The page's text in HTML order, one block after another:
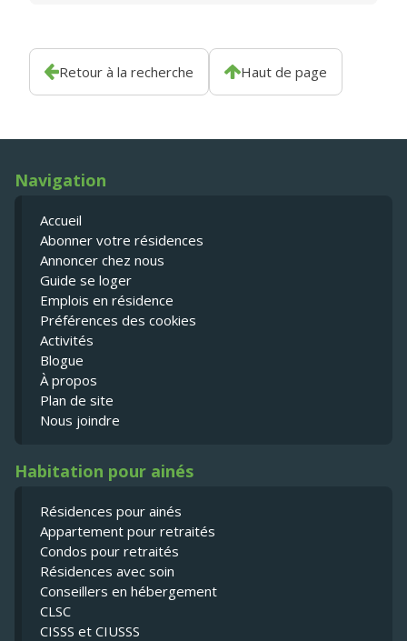
Retour à la recherche Haut de page
Navigation
Accueil
Abonner votre résidences
Annoncer chez nous
Guide se loger
Emplois en résidence
Préférences des cookies
Activités
Blogue
À propos
Plan de site
Nous joindre
Habitation pour ainés
Résidences pour ainés
Appartement pour retraités
Condos pour retraités
Résidences avec soin
Conseillers en hébergement
CLSC
CISSS et CIUSSS